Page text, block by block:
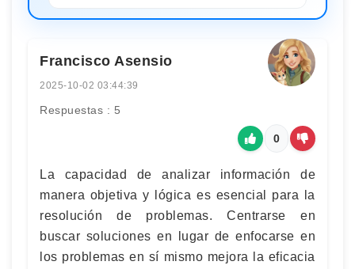
Francisco Asensio
2025-10-02 03:44:39
Respuestas : 5
0
La capacidad de analizar información de
manera objetiva y lógica es esencial para la
resolución de problemas. Centrarse en
buscar soluciones en lugar de enfocarse en
los problemas en sí mismo mejora la eficacia